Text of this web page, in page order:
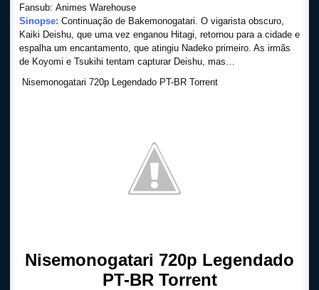
Fansub: Animes Warehouse
Sinopse: Continuação de Bakemonogatari. O vigarista obscuro,
Kaiki Deishu, que uma vez enganou Hitagi, retornou para a cidade e
espalha um encantamento, que atingiu Nadeko primeiro. As irmãs
de Koyomi e Tsukihi tentam capturar Deishu, mas…
Nisemonogatari 720p Legendado PT-BR Torrent
Nisemonogatari 720p Legendado
PT-BR Torrent